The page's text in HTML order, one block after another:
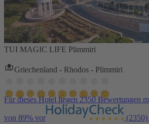
TUI MAGIC LIFE Plimmiri
Griechenland - Rhodos - Plimmiri
Für dieses Hotel liegen 2350 Bewertungen
von 89% vor (2350)